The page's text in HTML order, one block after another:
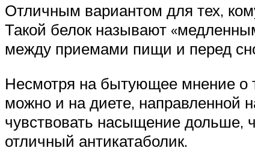
Отличным вариантом для тех,
Такой белок называют
между приемами пищи и перед
Несмотря на бытующее мнение о
можно и на диете, направленной
чувствовать насыщение дольше,
отличный антикатаболик.